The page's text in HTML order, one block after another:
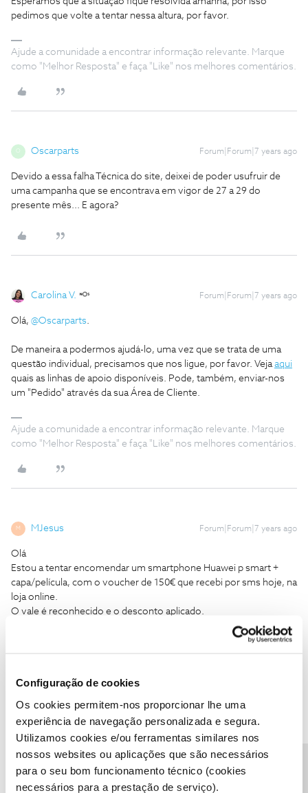
Configuração de cookies
Os cookies permitem-nos proporcionar lhe uma
experiência de navegação personalizada e segura.
Utilizamos cookies e/ou ferramentas similares nos
nossos websites ou aplicações que são necessários
para o seu bom funcionamento técnico (cookies
necessários para a prestação de serviço).
pedimos que volte a tentar nessa altura, por favor.
Ajude a comunidade a encontrar informação relevante. Marque
como "Melhor Resposta" e faça "Like" nos melhores comentários.
Oscarparts Forum|Forum|7 years ago
Devido a essa falha Técnica do site, deixei de poder usufruir de
uma campanha que se encontrava em vigor de 27 a 29 do
presente mês... E agora?
Carolina V. Forum|Forum|7 years ago
Olá, @Oscarparts
De maneira a podermos ajudá-lo, uma vez que se trata de uma
questão individual, precisamos que nos ligue, por favor. Veja aqui
quais as linhas de apoio disponíveis. Pode, também, enviar-nos
um "Pedido" através da sua Área de Cliente.
Ajude a comunidade a encontrar informação relevante. Marque
como "Melhor Resposta" e faça "Like" nos melhores comentários.
M MJesus Forum|Forum|7 years ago
Olá
Estou a tentar encomendar um smartphone Huawei p smart +
capa/película, com o voucher de 150€ que recebi por sms hoje, na
loja online.
O vale é reconhecido e o desconto aplicado.
Ao carregar em "Finalizar Compra" dá sempre "Erro! Ocorreu um
Obrigado
Jose Rodrigues Forum|Forum|7 years ago